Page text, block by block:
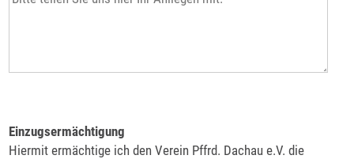
Einzugsermächtigung
Hiermit ermächtige ich den Verein Pffrd. Dachau e.V. die